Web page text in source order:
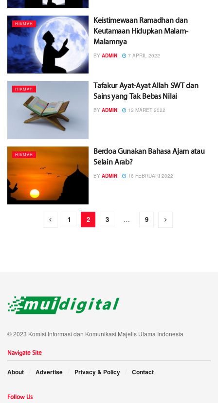
HIKMAH
Keistimewaan Ramadhan dan
Keutamaan Hidupkan Malam-
Malamnya
BY ADMIN 7 APRIL 2022
HIKMAH
Tafakur Ayat-Ayat Allah SWT dan
Sains yang Tak Bebas Nilai
BY ADMIN 12 MARET 2022
HIKMAH
Berdoa Gunakan Bahasa Ajam atau
Selain Arab?
BY ADMIN 16 FEBRUARI 2022
1 2 3 … 9
© 2023 Komisi Informasi dan Komunikasi Majelis Ulama Indonesia
Navigate Site
About Advertise Privacy & Policy Contact
Follow Us